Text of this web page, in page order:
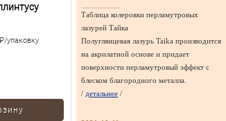
упаковку
Таблица колеровки перламутровых
лазурей Тайка
Полуглянцевая лазурь Taika производится
на акрилатной основе и придает
поверхности перламутровый эффект с
блеском благородного металла.
/ детальнее /